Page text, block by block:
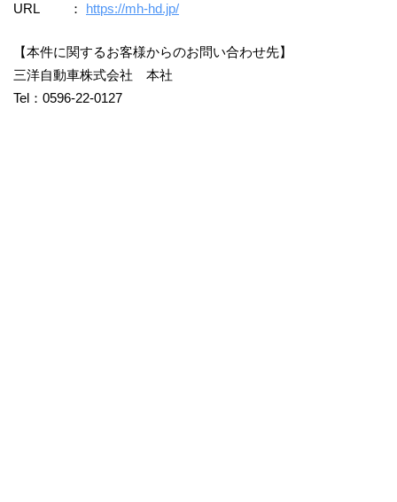
URL ：
https://mh-hd.jp/
【本件に関するお客様からのお問い合わせ先】
三洋自動車株式会社 本社
Tel：0596-22-0127